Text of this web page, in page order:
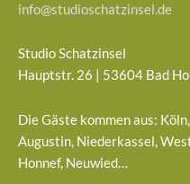
info@studioschatzinsel.de
Studio Schatzinsel
Hauptstr. 26 | 53604 Bad
Die Gäste kommen aus:
Augustin, Niederkassel,
Honnef, Neuwied…